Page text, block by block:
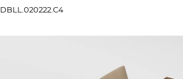
DBLL.020222.С4